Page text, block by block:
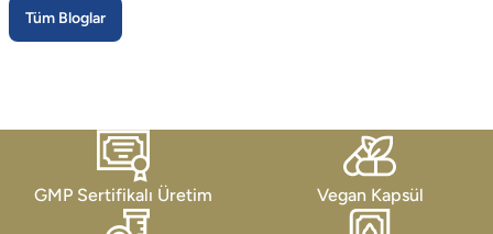
Tüm Bloglar
GMP Sertifikalı Üretim Vegan Kapsül